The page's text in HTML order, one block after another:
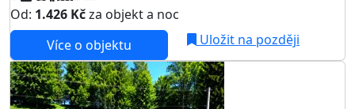
Od: 1.426 Kčza objekt a noc
Více o objektu
Uložit na později